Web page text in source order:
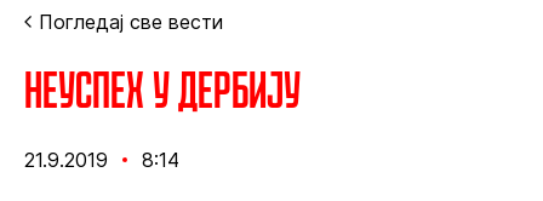
Погледај све вести
Неуспех у дербију
21.9.2019 8:14